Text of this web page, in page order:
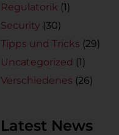
Regulatorik (1)
Security (30)
Tipps und Tricks (29)
Uncategorized (1)
Verschiedenes (26)
Latest News